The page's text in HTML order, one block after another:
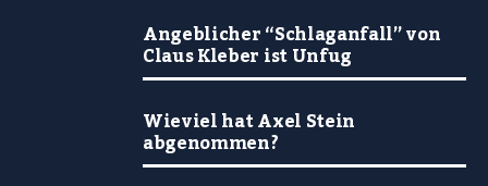
Angeblicher “Schlaganfall” von
Claus Kleber ist Unfug
Wieviel hat Axel Stein
abgenommen?